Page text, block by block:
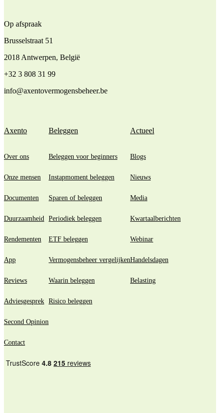
Op afspraak
Brusselstraat 51
2018 Antwerpen, België
+32 3 808 31 99
info@axentovermogensbeheer.be
Axento
Over ons
Onze mensen
Documenten
Duurzaamheid
Rendementen
App
Reviews
Adviesgesprek
Second Opinion
Contact
Beleggen
Beleggen voor beginners
Instapmoment beleggen
Sparen of beleggen
Periodiek beleggen
ETF beleggen
Vermogensbeheer vergelijken
Waarin beleggen
Risico beleggen
Actueel
Blogs
Nieuws
Media
Kwartaalberichten
Webinar
Handelsdagen
Belasting